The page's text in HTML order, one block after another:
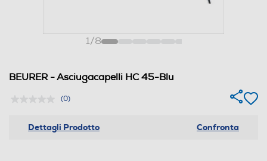
1/8
BEURER - Asciugacapelli HC 45-Blu
(0)
Dettagli Prodotto Confronta